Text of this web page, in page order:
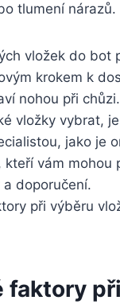
tlumení nárazů.
vložek do bot
krokem k
nohou při
vložky vybrat,
jako je
kteří vám mohou
doporučení.
faktory